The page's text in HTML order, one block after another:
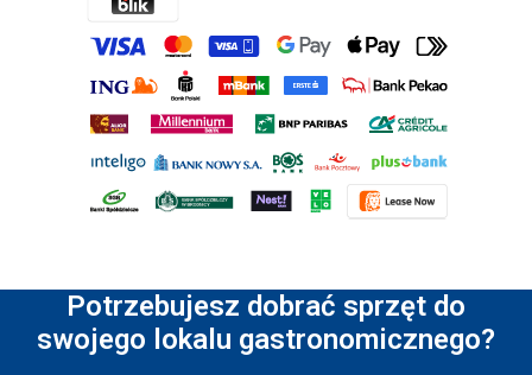
Potrzebujesz dobrać sprzęt do
swojego lokalu gastronomicznego?